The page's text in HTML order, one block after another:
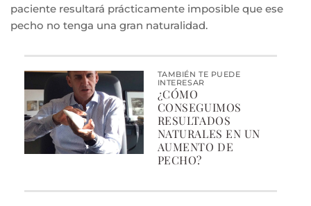
paciente resultará prácticamente imposible que ese
pecho no tenga una gran naturalidad.
TAMBIÉN TE PUEDE
INTERESAR
¿CÓMO
CONSEGUIMOS
RESULTADOS
NATURALES EN UN
AUMENTO DE
PECHO?